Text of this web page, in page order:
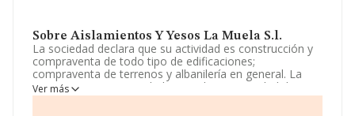
Sobre Aislamientos Y Yesos La Muela S.l.
La sociedad declara que su actividad es construcción y
compraventa de todo tipo de edificaciones;
compraventa de terrenos y albanilería en general. La
empresa es una Sociedad Limitada. La actividad de
referencia CNAE corresponde a '%cnae%', cuyo Código
Ver más